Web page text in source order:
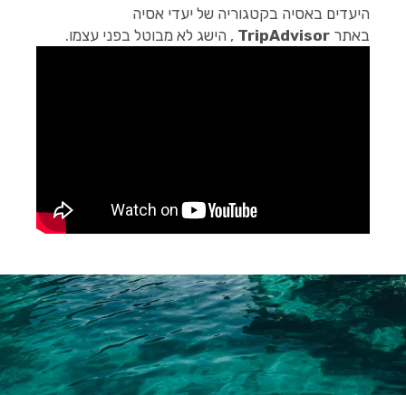
היעדים באסיה בקטגוריה של יעדי אסיה
באתר TripAdvisor , הישג לא מבוטל בפני עצמו.